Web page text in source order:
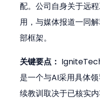
配。公司自身关于远
用，与媒体报道一同
部框架。
关键要点：
是一个与AI采用具体
续教训取决于已核实